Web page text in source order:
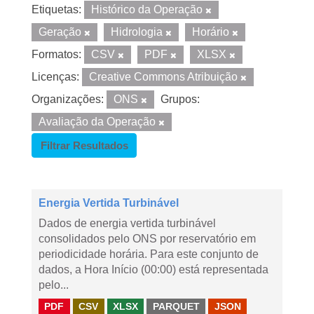
Etiquetas:
Histórico da Operação
Geração
Hidrologia
Horário
Formatos:
CSV PDF
XLSX
Licenças:
Creative Commons Atribuição
Organizações:
ONS
Grupos:
Avaliação da Operação
Filtrar Resultados
Energia Vertida Turbinável
Dados de energia vertida turbinável
consolidados pelo ONS por reservatório em
periodicidade horária. Para este conjunto de
dados, a Hora Início (00:00) está representada
pelo...
PDF CSV XLSX PARQUET JSON